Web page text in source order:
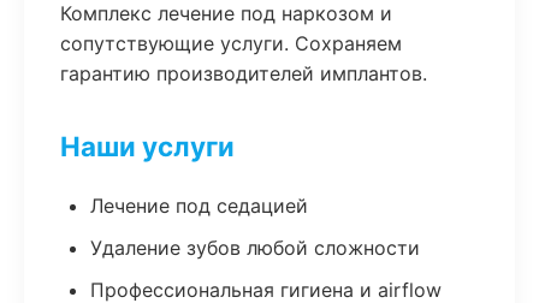
Комплекс лечение под наркозом и
сопутствующие услуги. Сохраняем
гарантию производителей имплантов.
Наши услуги
Лечение под седацией
Удаление зубов любой сложности
Профессиональная гигиена и airflow